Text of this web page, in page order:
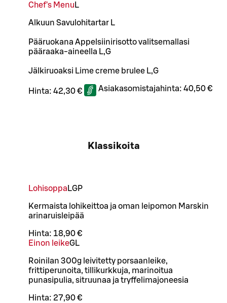
Chef's Menu L
Alkuun Savulohitartar L
Pääruokana Appelsiinirisotto valitsemallasi
pääraaka-aineella L,G
Jälkiruoaksi Lime creme brulee L,G
Hinta: 42,30 € Asiakasomistajahinta: 40,50 €
Klassikoita
Lohisoppa LGP
Kermaista lohikeittoa ja oman leipomon Marskin
arinaruisleipää
Hinta: 18,90 €
Einon leikeGL
Roinilan 300g leivitetty porsaanleike,
frittiperunoita, tillikurkkuja, marinoitua
punasipulia, sitruunaa ja tryffelimajoneesia
Hinta: 27,90 €